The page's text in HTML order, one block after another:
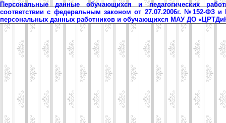
Персональные данные обучающихся и педагогических
соответствии с федеральным законом от 27.07.2006г. №152-ФЗ
персональных данных работников и обучающихся МАУ ДО